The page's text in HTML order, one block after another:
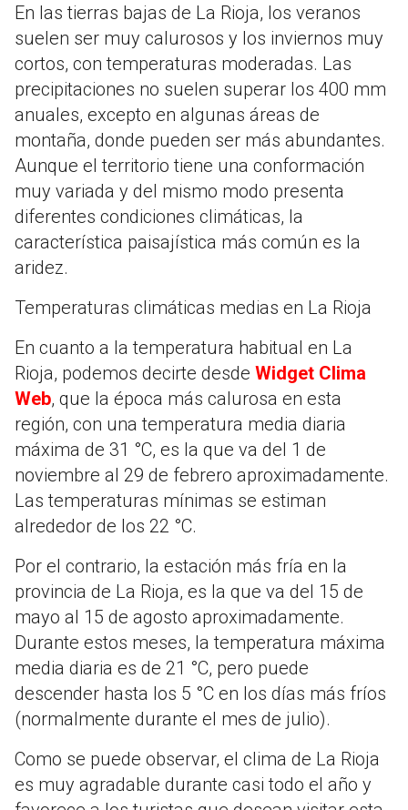
En las tierras bajas de La Rioja, los veranos
suelen ser muy calurosos y los inviernos muy
cortos, con temperaturas moderadas. Las
precipitaciones no suelen superar los 400 mm
anuales, excepto en algunas áreas de
montaña, donde pueden ser más abundantes.
Aunque el territorio tiene una conformación
muy variada y del mismo modo presenta
diferentes condiciones climáticas, la
característica paisajística más común es la
aridez.
Temperaturas climáticas medias en La Rioja
En cuanto a la temperatura habitual en La
Rioja, podemos decirte desde Widget Clima
Web, que la época más calurosa en esta
región, con una temperatura media diaria
máxima de 31 °C, es la que va del 1 de
noviembre al 29 de febrero aproximadamente.
Las temperaturas mínimas se estiman
alrededor de los 22 °C.
Por el contrario, la estación más fría en la
provincia de La Rioja, es la que va del 15 de
mayo al 15 de agosto aproximadamente.
Durante estos meses, la temperatura máxima
media diaria es de 21 °C, pero puede
descender hasta los 5 °C en los días más fríos
(normalmente durante el mes de julio).
Como se puede observar, el clima de La Rioja
es muy agradable durante casi todo el año y